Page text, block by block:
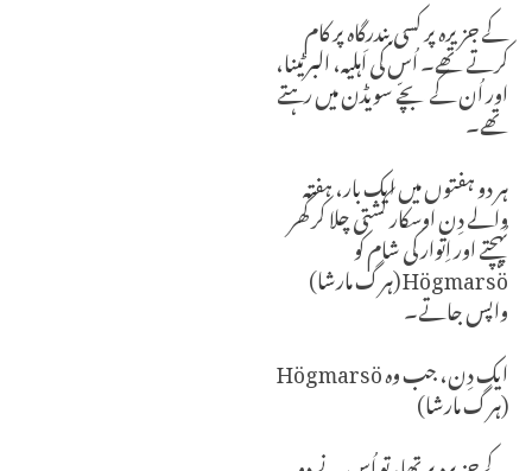
کے جزیرہ پر کسی بندرگاہ پر کام
کرتے تھے۔ اُس کی اَہلیہ، البرٹینا،
اور اُن کے بچّے سویڈن میں رہتے
تھے۔
ہر دو ہفتوں میں ایک بار، ہفتہ
والے دِن اوسکار کشتی چلا کر گھر
پُہچتے اور اِتوار کی شام کو
Högmarsö (ہرگ مارشا)
واپس جاتے۔
ایک دِن، جب وہ Högmarsö
(ہرگ مارشا)